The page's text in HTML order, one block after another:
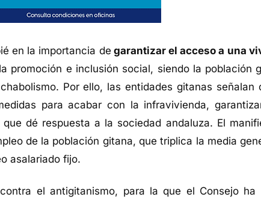
en la importancia de garantizar el acceso a una
promoción e inclusión social, siendo la población
Por ello, las entidades gitanas señalan
para acabar con la infravivienda,
dé respuesta a la sociedad andaluza. El
de la población gitana, que triplica la media
asalariado fijo.
el antigitanismo, para la que el Consejo ha